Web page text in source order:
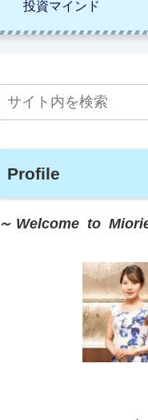
投資マインド
Profile
～ Welcome to